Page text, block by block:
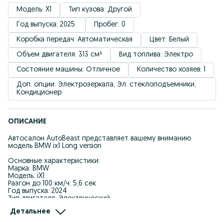
Модель: X1
Тип кузова: Другой
Год выпуска: 2025
Пробег: 0
Коробка передач: Автоматическая
Цвет: Белый
Объем двигателя: 313 см³
Вид топлива: Электро
Состояние машины: Отличное
Количество хозяев: 1
Доп. опции: Электрозеркала, Эл. стеклоподъемники,
Кондиционер
ОПИСАНИЕ
Автосалон AutoBeast представляет вашему вниманию
модель BMW ix1 Long version
Основные характеристики:
Марка: BMW
Модель: iX1
Разгон до 100 км/ч: 5,6 сек
Год выпуска: 2024
Тип двигателя: Электрический
Запас хода: 450 км
Детальнее